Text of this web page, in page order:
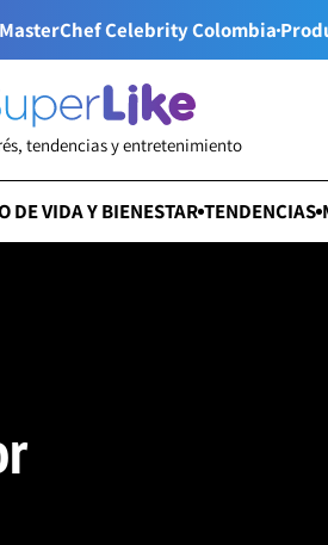
Celebrity Colombia
tendencias y entretenimiento
DE VIDA Y BIENESTAR TENDENCIAS